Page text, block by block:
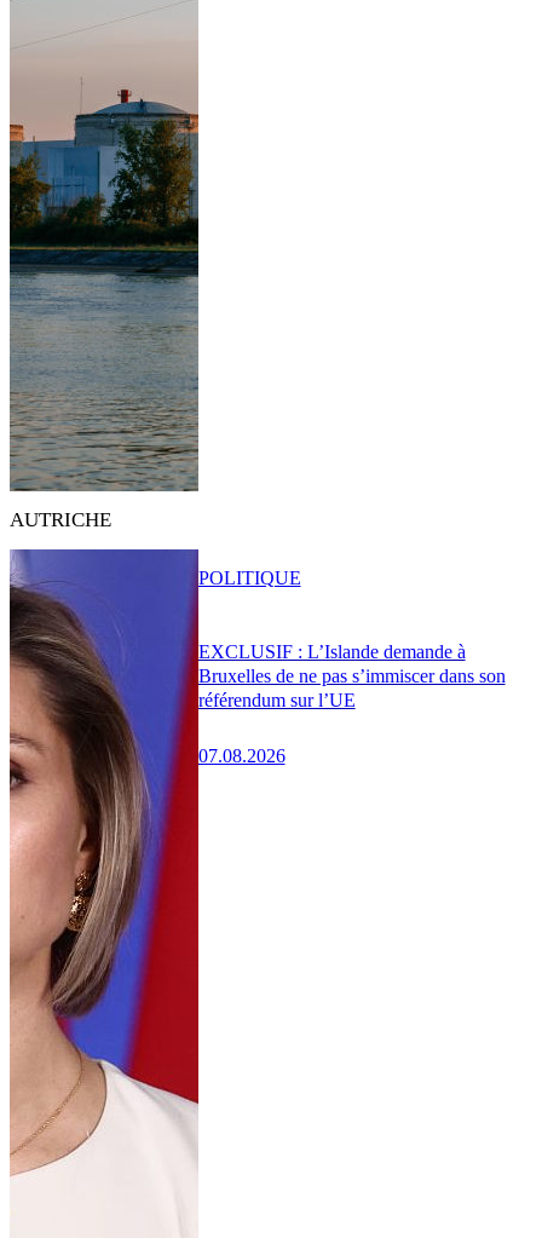
AUTRICHE
EXCLUSIF : L’Islande demande à
Bruxelles de ne pas s’immiscer dans son
référendum sur l’UE
07.08.2026
POLITIQUE